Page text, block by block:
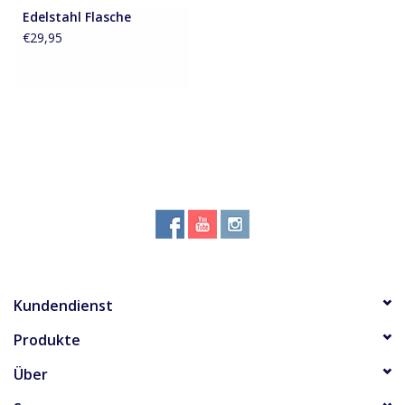
Zubehör
Edelstahl Flasche
€29,95
Kundendienst
Produkte
Über